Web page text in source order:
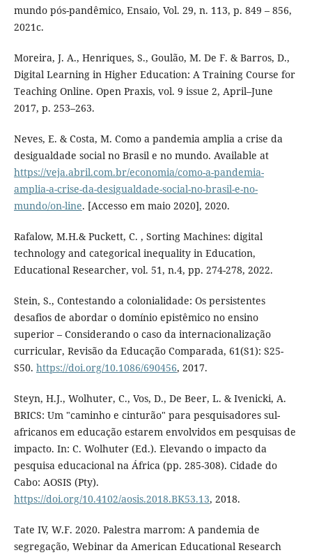
mundo pós-pandêmico, Ensaio, Vol. 29, n. 113, p. 849 – 856,
2021c.
Moreira, J. A., Henriques, S., Goulão, M. De F. & Barros, D.,
Digital Learning in Higher Education: A Training Course for
Teaching Online. Open Praxis, vol. 9 issue 2, April–June
2017, p. 253–263.
Neves, E. & Costa, M. Como a pandemia amplia a crise da
desigualdade social no Brasil e no mundo. Available at
https://veja.abril.com.br/economia/como-a-pandemia-
amplia-a-crise-da-desigualdade-social-no-brasil-e-no-
mundo/on-line. [Accesso em maio 2020], 2020.
Rafalow, M.H.& Puckett, C. , Sorting Machines: digital
technology and categorical inequality in Education,
Educational Researcher, vol. 51, n.4, pp. 274-278, 2022.
Stein, S., Contestando a colonialidade: Os persistentes
desafios de abordar o domínio epistêmico no ensino
superior – Considerando o caso da internacionalização
curricular, Revisão da Educação Comparada, 61(S1): S25-
S50. https://doi.org/10.1086/690456, 2017.
Steyn, H.J., Wolhuter, C., Vos, D., De Beer, L. & Ivenicki, A.
BRICS: Um "caminho e cinturão" para pesquisadores sul-
africanos em educação estarem envolvidos em pesquisas de
impacto. In: C. Wolhuter (Ed.). Elevando o impacto da
pesquisa educacional na África (pp. 285-308). Cidade do
Cabo: AOSIS (Pty).
https://doi.org/10.4102/aosis.2018.BK53.13, 2018.
Tate IV, W.F. 2020. Palestra marrom: A pandemia de
segregação, Webinar da American Educational Research